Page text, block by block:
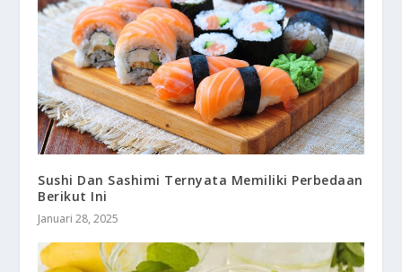
Sushi Dan Sashimi Ternyata Memiliki Perbedaan
Berikut Ini
Januari 28, 2025